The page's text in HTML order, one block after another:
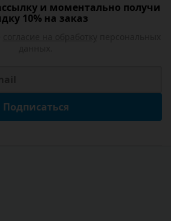
и моментально получи
10% на заказ
Подписаться